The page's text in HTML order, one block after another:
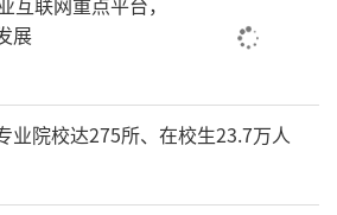
子棋、翻绳、魔方、华容
室内的益智游戏等，让学生
玩。同时，积极打通课间活
的壁垒，探索开发课间音乐
戏活动课程等，实现课间放
展
业院校达275所、在校生23.7万人